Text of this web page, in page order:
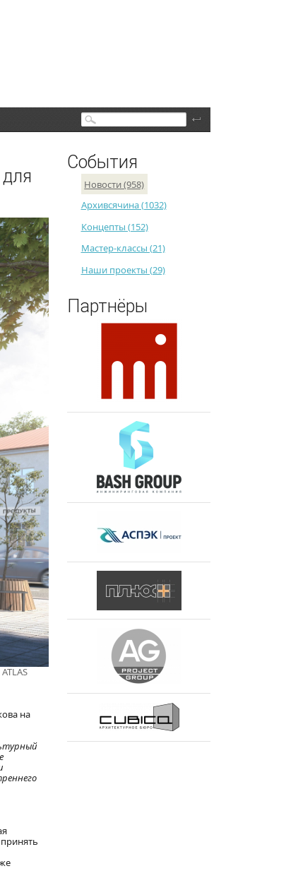
Поиск
на
События
Новости (958)
Архивсячина (1032)
Концепты (152)
Мастер-классы (21)
Наши проекты (29)
Партнёры